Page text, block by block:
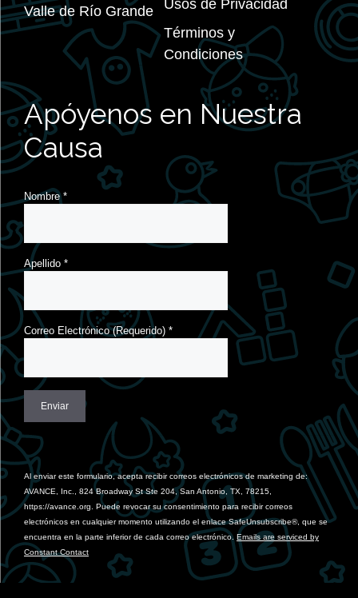
Valle de Río Grande
Usos de Privacidad
Términos y
Condiciones
Apóyenos en Nuestra
Causa
Nombre*
Apellido *
Correo Electrónico (Requerido) *
Constant
Contact
Use.
Please
leave
this
blank.
Al enviar este formulario, acepta recibir correos electrónicos de marketing de:
AVANCE, Inc., 824 Broadway St Ste 204, San Antonio, TX, 78215,
https://avance.org. Puede revocar su consentimiento para recibir correos
electrónicos en cualquier momento utilizando el enlace SafeUnsubscribe®, que se
encuentra en la parte inferior de cada correo electrónico. Emails are serviced by
Constant Contact